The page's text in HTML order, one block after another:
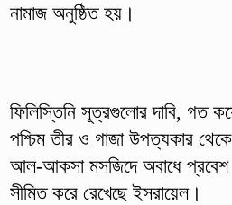
নামাজ অনুষ্ঠিত হয়।
ফিলিস্তিনি সূত্রগুলোর দাবি, গত
পশ্চিম তীর ও গাজা উপত্যকার
আল-আকসা মসজিদে অবাধে
সীমিত করে রেখেছে ইসরায়েল।